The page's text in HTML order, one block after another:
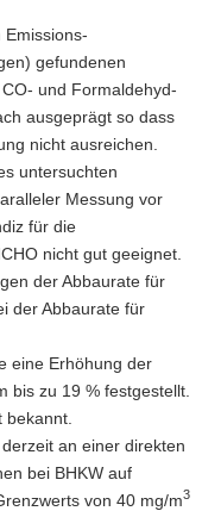
Emissions-
gefundenen
und Formaldehyd-
ausgeprägt so dass
nicht ausreichen.
untersuchten
Messung vor
für die
nicht gut geeignet.
der Abbaurate für
der Abbaurate für
eine Erhöhung der
bis zu 19 % festgestellt.
an einer direkten
bei BHKW auf
von 40 mg/m3